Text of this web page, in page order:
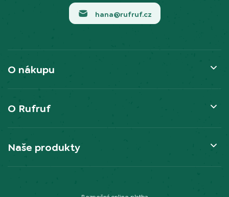
hana@rufruf.cz
O nákupu
O Rufruf
Naše produkty